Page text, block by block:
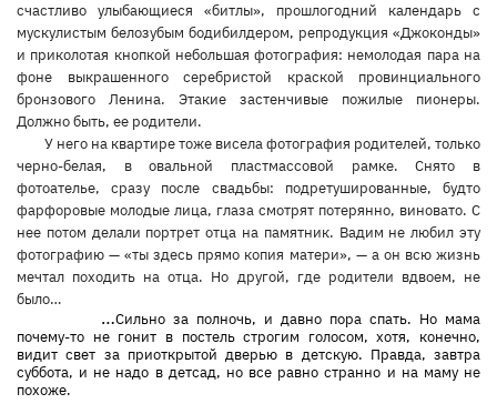
счастливо улыбающиеся «битлы», прошлогодний календарь с
мускулистым белозубым бодибилдером, репродукция «Джоконды»
и приколотая кнопкой небольшая фотография: немолодая пара на
фоне выкрашенного серебристой краской провинциального
бронзового Ленина. Этакие застенчивые пожилые пионеры.
Должно быть, ее родители.
У него на квартире тоже висела фотография родителей, только
черно-белая, в овальной пластмассовой рамке. Снято в
фотоателье, сразу после свадьбы: подретушированные, будто
фарфоровые молодые лица, глаза смотрят потерянно, виновато. С
нее потом делали портрет отца на памятник. Вадим не любил эту
фотографию — «ты здесь прямо копия матери», — а он всю жизнь
мечтал походить на отца. Но другой, где родители вдвоем, не
было…
…Сильно за полночь, и давно пора спать. Но мама
почему-то не гонит в постель строгим голосом, хотя, конечно,
видит свет за приоткрытой дверью в детскую. Правда, завтра
суббота, и не надо в детсад, но все равно странно и на маму не
похоже.